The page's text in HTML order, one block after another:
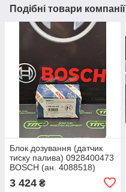
Подібні товари компанії
Блок дозування (датчик
тиску палива) 0928400473
BOSCH (ан. 4088518)
3 424 ₴